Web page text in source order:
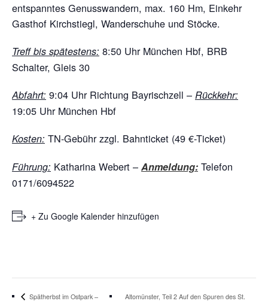
entspanntes Genusswandern, max. 160 Hm, Einkehr
Gasthof Kirchstiegl, Wanderschuhe und Stöcke.
Treff bis spätestens: 8:50 Uhr München Hbf, BRB
Schalter, Gleis 30
Abfahrt: 9:04 Uhr Richtung Bayrischzell – Rückkehr:
19:05 Uhr München Hbf
Kosten: TN-Gebühr zzgl. Bahnticket (49 €-Ticket)
Führung: Katharina Webert – Anmeldung: Telefon
0171/6094522
+ Zu Google Kalender hinzufügen
Spätherbst im Ostpark –
Altomünster, Teil 2 Auf den Spuren des St.